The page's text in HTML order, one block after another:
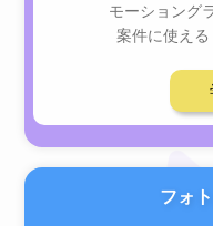
モーショング
案件に使える
フォ